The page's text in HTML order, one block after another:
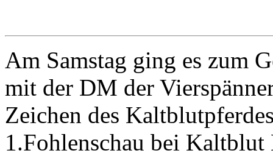
Am Samstag ging es zum
mit der DM der
Zeichen des
1.Fohlenschau bei